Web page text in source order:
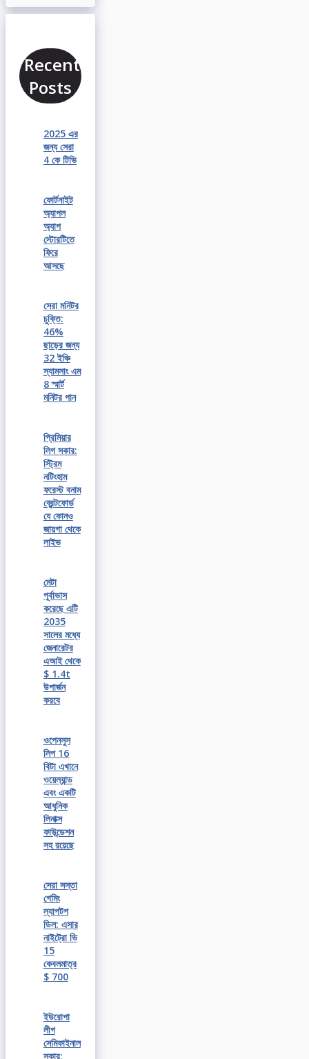
Recent
Posts
2025 এর
জন্য সেরা
4 কে টিভি
ফোর্টনাইট
অ্যাপল
অ্যাপ
স্টোরটিতে
ফিরে
আসছে
সেরা মনিটর
চুক্তি:
46%
ছাড়ের জন্য
32 ইঞ্চি
স্যামসাং এম
8 স্মার্ট
মনিটর পান
প্রিমিয়ার
লিগ সকার:
স্ট্রিম
নটিংহাম
ফরেস্ট বনাম
ব্রেন্টফোর্ড
যে কোনও
জায়গা থেকে
লাইভ
মেটা
পূর্বাভাস
করেছে এটি
2035
সালের মধ্যে
জেনারেটর
এআই থেকে
$ 1.4t
উপার্জন
করবে
ওপেনসুস
লিপ 16
বিটা এখানে
ওয়েল্যান্ড
এবং একটি
আধুনিক
লিনাক্স
ফাউন্ডেশন
সহ রয়েছে
সেরা সস্তা
গেমিং
ল্যাপটপ
ডিল: এসার
নাইট্রো ভি
15
কেবলমাত্র
$ 700
ইউরোপা
লীগ
সেমিফাইনাল
সকার: